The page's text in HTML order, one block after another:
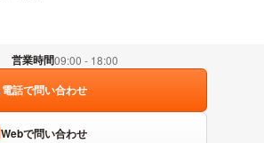
営業時間09:00 - 18:00
電話で問い合わせ
Webで問い合わせ